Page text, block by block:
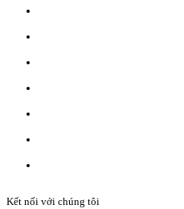
Kết nối với chúng tôi